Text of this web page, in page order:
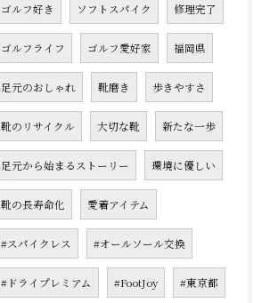
ゴルフ好き ソフトスパイク 修理完了
ゴルフライフ ゴルフ愛好家 福岡県
足元のおしゃれ 靴磨き 歩きやすさ
靴のリサイクル 大切な靴 新たな一歩
足元から始まるストーリー 環境に優しい
靴の長寿命化 愛着アイテム
#スパイクレス #オールソール交換
#ドライプレミアム #FootJoy #東京都